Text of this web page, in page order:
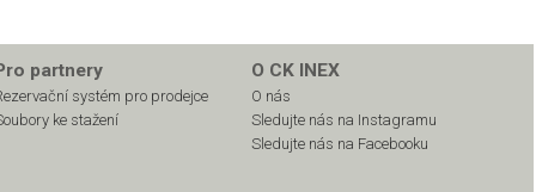
partnery
systém pro prodejce
ke stažení
O CK INEX
O nás
Sledujte nás na Instagramu
Sledujte nás na Facebooku